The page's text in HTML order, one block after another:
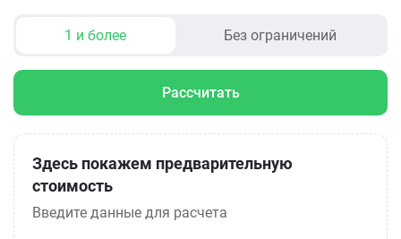
1 и более Без ограничений
Рассчитать
Здесь покажем предварительную
стоимость
Введите данные для расчета